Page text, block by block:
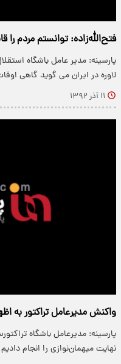
فتح‌الله‌زاده: توانستم مردم را
پارسینه: مدیر عامل باشگاه
لاوره در ایران می گوید گاهی
۱۱ آذر ۱۳۹۲
واکنش مدیرعامل تراکتور به
پارسینه: مدیرعامل باشگاه
نهایت میهمان‌نوازی را انجام